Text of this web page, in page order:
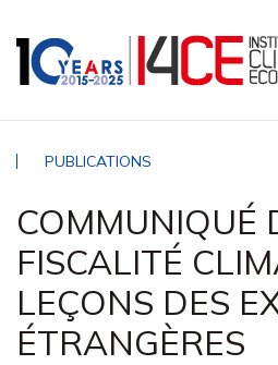
PUBLICATIONS
COMMUNIQUÉ
FISCALITÉ
LEÇONS DES
ÉTRANGÈRES